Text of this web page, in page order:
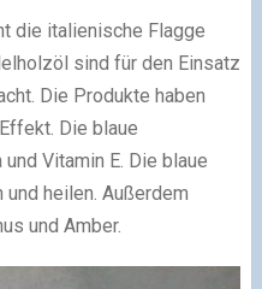
die italienische Flagge
sind für den Einsatz
Die Produkte haben
Die blaue
Vitamin E. Die blaue
heilen. Außerdem
und Amber.